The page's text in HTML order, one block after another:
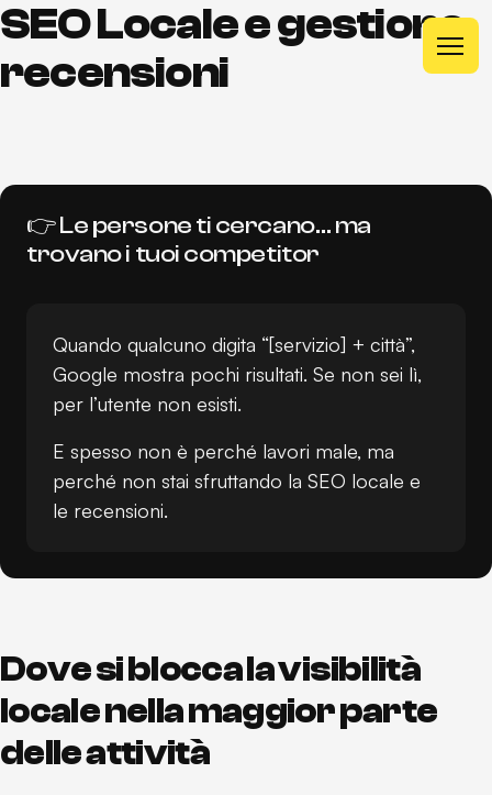
H
H
o
o
m
m
e
e
S
S
e
e
r
r
v
v
i
i
z
z
i
i
Pro getti
Chisono
F
F
A
A
Q
Q
N
N
e
e
w
w
s
s
SEO Locale e gestione
recensioni
👉 Le persone ti cercano… ma
trovano i tuoi competitor
Quando qualcuno digita “[servizio] + città”,
Google mostra pochi risultati. Se non sei lì,
per l’utente non esisti.
E spesso non è perché lavori male, ma
perché non stai sfruttando la SEO locale e
le recensioni.
Dove si blocca la visibilità
locale nella maggior parte
delle attività